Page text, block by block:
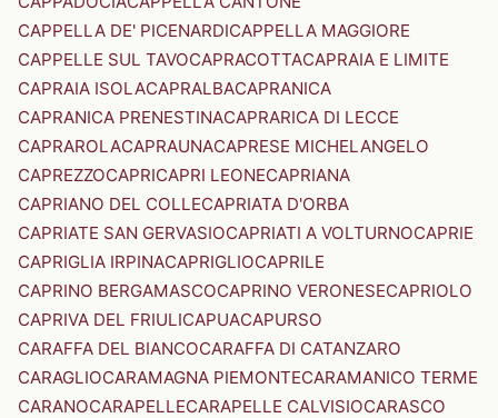
CAPPELLA DE' PICENARDICAPPELLA MAGGIORE
CAPPELLE SUL TAVOCAPRACOTTACAPRAIA E LIMITE
CAPRAIA ISOLACAPRALBACAPRANICA
CAPRANICA PRENESTINACAPRARICA DI LECCE
CAPRAROLACAPRAUNACAPRESE MICHELANGELO
CAPREZZOCAPRICAPRI LEONECAPRIANA
CAPRIANO DEL COLLECAPRIATA D'ORBA
CAPRIATE SAN GERVASIOCAPRIATI A VOLTURNOCAPRIE
CAPRIGLIA IRPINACAPRIGLIOCAPRILE
CAPRINO BERGAMASCOCAPRINO VERONESECAPRIOLO
CAPRIVA DEL FRIULICAPUACAPURSO
CARAFFA DEL BIANCOCARAFFA DI CATANZARO
CARAGLIOCARAMAGNA PIEMONTECARAMANICO TERME
CARANOCARAPELLECARAPELLE CALVISIOCARASCO